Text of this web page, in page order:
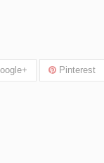
Pinterest